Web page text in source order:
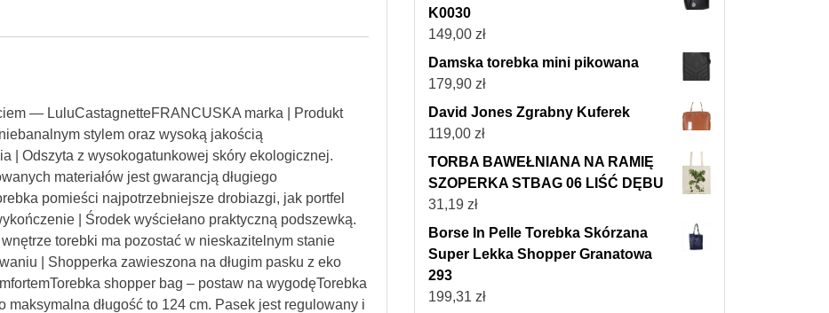
— LuluCastagnetteFRANCUSKA marka | Produkt
stylem oraz wysoką jakością
| Odszyta z wysokogatunkowej skóry ekologicznej.
materiałów jest gwarancją długiego
pomieści najpotrzebniejsze drobiazgi, jak portfel
| Środek wyściełano praktyczną podszewką.
torebki ma pozostać w nieskazitelnym stanie
| Shopperka zawieszona na długim pasku z eko
shopper bag – postaw na wygodęTorebka
długość to 124 cm. Pasek jest regulowany i
K0030
149,00 zł
Damska torebka mini pikowana
179,90 zł
David Jones Zgrabny Kuferek
119,00 zł
TORBA BAWEŁNIANA NA RAMIĘ
SZOPERKA STBAG 06 LIŚĆ DĘBU
31,19 zł
Borse In Pelle Torebka Skórzana
Super Lekka Shopper Granatowa
293
199,31 zł